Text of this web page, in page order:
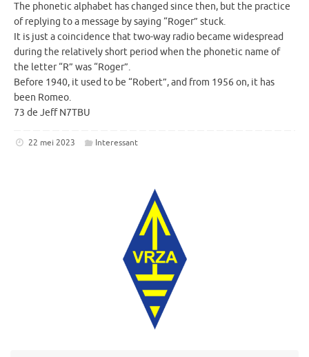
The phonetic alphabet has changed since then, but the practice
of replying to a message by saying “Roger” stuck.
It is just a coincidence that two-way radio became widespread
during the relatively short period when the phonetic name of
the letter “R” was “Roger”.
Before 1940, it used to be “Robert”, and from 1956 on, it has
been Romeo.
73 de Jeff N7TBU
22 mei 2023 Interessant